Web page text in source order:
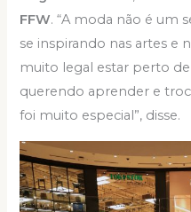
FFW. “A moda não é um
se inspirando nas artes
muito legal estar perto
querendo aprender e
foi muito especial”, disse.